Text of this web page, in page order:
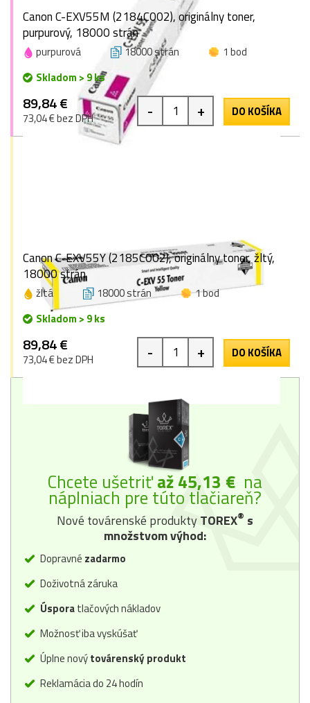
Canon C-EXV55M (2184C002), originálny toner,
purpurový, 18000 strán
purpurová 18000 strán
1 bod
Skladom > 9 ks
89,84 €
73,04 € bez DPH - + DO KOŠÍKA
Canon C-EXV55Y (2185C002), originálny toner, žltý,
18000 strán
žltá 18000 strán
1 bod
Skladom > 9 ks
89,84 €
73,04 € bez DPH - + DO KOŠÍKA
Chcete ušetriťaž 45,13 € na
náplniach pre túto tlačiareň?
Nové továrenské produktyTOREX® s
množstvom výhod:
Dopravné zadarmo
Doživotná záruka
Úsporatlačových nákladov
Možnosť iba vyskúšať
Úplne novýtovárenský produkt
Reklamácia do 24 hodín